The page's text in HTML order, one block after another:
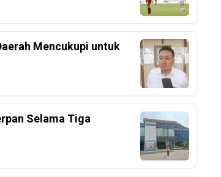
Mencukupi untuk
Selama Tiga